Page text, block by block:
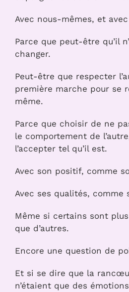
Avec nous-mêmes, et
Parce que peut-être qu’il
changer.
Peut-être que respecter
première marche pour se
même.
Parce que choisir de ne
le comportement de
l’accepter tel qu’il est.
Avec son positif, comme
Avec ses qualités, comme
Même si certains sont
que d’autres.
Encore une question de
Et si se dire que la
n’étaient que des